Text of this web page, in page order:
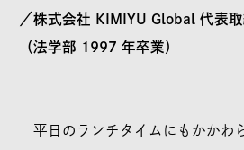
／株式会社 KIMIYU Global 代表
（法学部 1997 年卒業）
平日のランチタイムにもかかわ